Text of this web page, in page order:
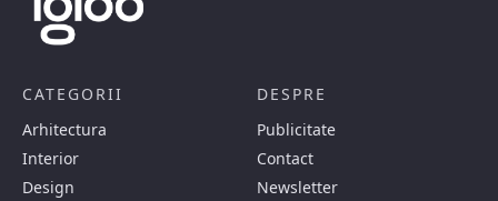
CATEGORII
Arhitectura
Interior
Design
DESPRE
Publicitate
Contact
Newsletter